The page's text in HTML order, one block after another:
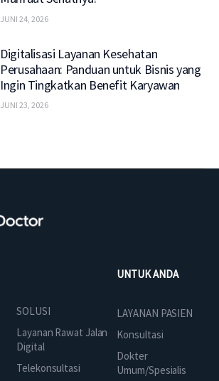
JUNI 24, 2026
Digitalisasi Layanan Kesehatan
Perusahaan: Panduan untuk Bisnis yang
Ingin Tingkatkan Benefit Karyawan
JUNI 23, 2026
SOLUSI
Layanan Rawat Jalan
Digital
Telekonsultasi
UNTUK ANDA
LAYANAN PASIEN
Konsultasi
Dokter
Umum/Spesialis